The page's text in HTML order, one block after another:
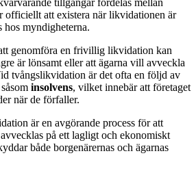
officiellt att existera när likvidationen är
hos myndigheterna.
genomföra en frivillig likvidation kan
är lönsamt eller att ägarna vill avveckla
tvångslikvidation är det ofta en följd av
insolvens, vilket innebär att företaget
när de förfaller.
är en avgörande process för att
på ett lagligt och ekonomiskt
både borgenärernas och ägarnas